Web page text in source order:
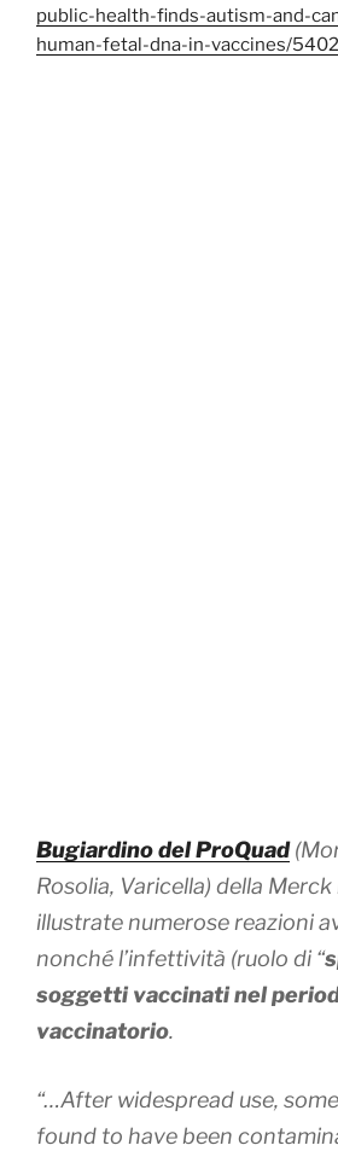
public-health-finds-autism-and-
human-fetal-dna-in-vaccines/
Bugiardino del ProQuad
Rosolia, Varicella) della
illustrate numerose reazioni
nonché l’infettività (ruolo di “
soggetti vaccinati nel
vaccinatorio.
“…After widespread use,
found to have been